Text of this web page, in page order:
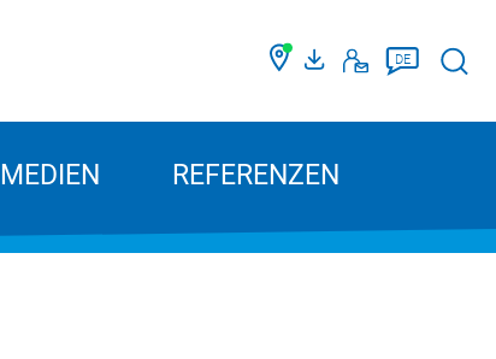
DE
MEDIEN REFERENZEN